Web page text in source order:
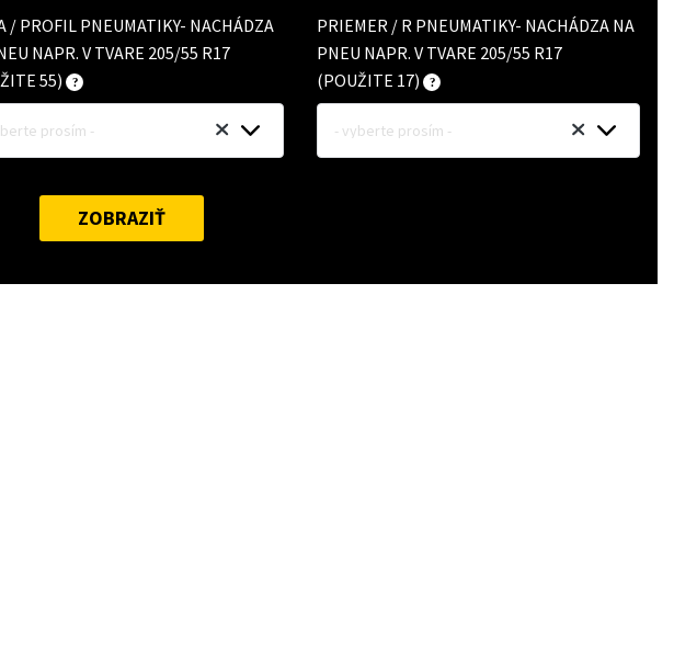
/ PROFIL PNEUMATIKY- NACHÁDZA
NAPR. V TVARE 205/55 R17
55)
prosím -
PRIEMER / R PNEUMATIKY- NACHÁDZA NA
PNEU NAPR. V TVARE 205/55 R17
(POUŽITE 17)
- vyberte prosím -
ZOBRAZIŤ